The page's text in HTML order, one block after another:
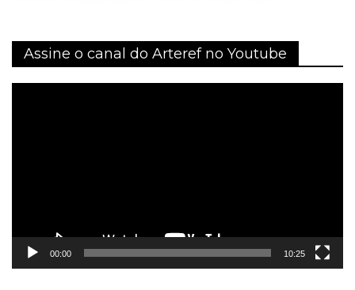
Assine o canal do Arteref no Youtube
00:00 10:25